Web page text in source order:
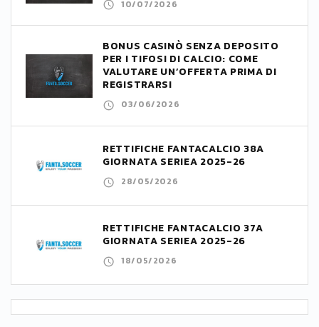
10/07/2026
BONUS CASINÒ SENZA DEPOSITO
PER I TIFOSI DI CALCIO: COME
VALUTARE UN’OFFERTA PRIMA DI
REGISTRARSI
03/06/2026
RETTIFICHE FANTACALCIO 38A
GIORNATA SERIEA 2025-26
28/05/2026
RETTIFICHE FANTACALCIO 37A
GIORNATA SERIEA 2025-26
18/05/2026